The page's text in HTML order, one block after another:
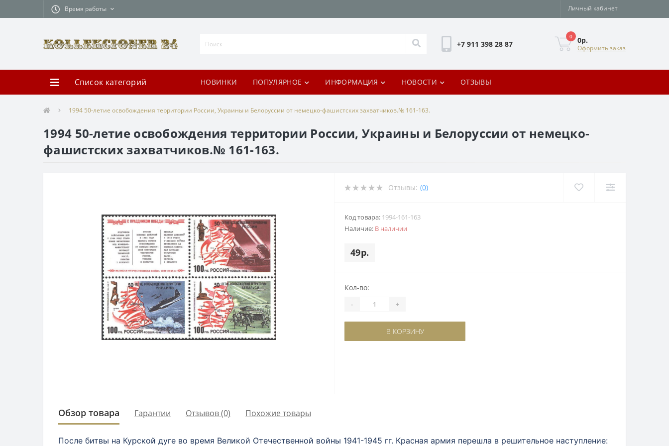
Время работы Личный кабинет
+7 911 398 28 87
0 0р.
Оформить заказ
Список категорий НОВИНКИ ПОПУЛЯРНОЕ ИНФОРМАЦИЯ НОВОСТИ ОТЗЫВЫ
1994 50-летие освобождения территории России, Украины и Белоруссии от немецко-фашистских захватчиков.№ 161-163.
1994 50-летие освобождения территории России, Украины и Белоруссии от немецко-
фашистских захватчиков.№ 161-163.
Отзывы: (0)
Код товара: 1994-161-163
Наличие: В наличии
49р.
Кол-во:
- +
В КОРЗИНУ
Обзор товара Гарантии Отзывов (0) Похожие товары
После битвы на Курской дуге во время Великой Отечественной войны 1941-1945 гг. Красная армия перешла в решительное наступление: